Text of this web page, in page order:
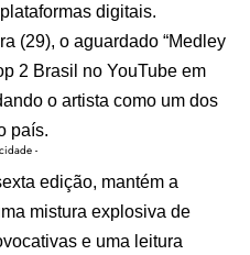
digitais.
(29), o aguardado “Medley
2 Brasil no YouTube em
o artista como um dos
país.
-
edição, mantém a
mistura explosiva de
e uma leitura